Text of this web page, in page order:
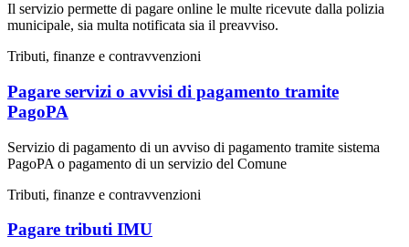
Il servizio permette di pagare online le multe ricevute dalla polizia
municipale, sia multa notificata sia il preavviso.
Tributi, finanze e contravvenzioni
Pagare servizi o avvisi di pagamento tramite
PagoPA
Servizio di pagamento di un avviso di pagamento tramite sistema
PagoPA o pagamento di un servizio del Comune
Tributi, finanze e contravvenzioni
Pagare tributi IMU